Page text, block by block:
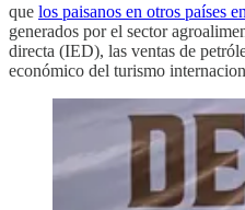
que los paisanos en otros países
generados por el sector
directa (IED), las ventas de
económico del turismo